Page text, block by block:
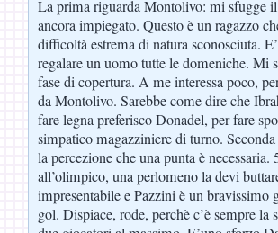
La prima riguarda Montolivo: mi sfugge
ancora impiegato. Questo è un ragazzo
difficoltà estrema di natura sconosciuta.
regalare un uomo tutte le domeniche. Mi
fase di copertura. A me interessa poco,
da Montolivo. Sarebbe come dire che
fare legna preferisco Donadel, per fare
simpatico magazziniere di turno.
la percezione che una punta è
all’olimpico, una perlomeno la devi
impresentabile e Pazzini è un bravissimo
gol. Dispiace, rode, perchè c’è sempre la